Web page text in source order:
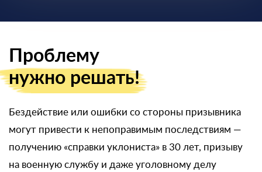
Проблему
нужно решать!
Бездействие или ошибки со стороны призывника
могут привести к непоправимым последствиям —
получению «справки уклониста» в 30 лет, призыву
на военную службу и даже уголовному делу